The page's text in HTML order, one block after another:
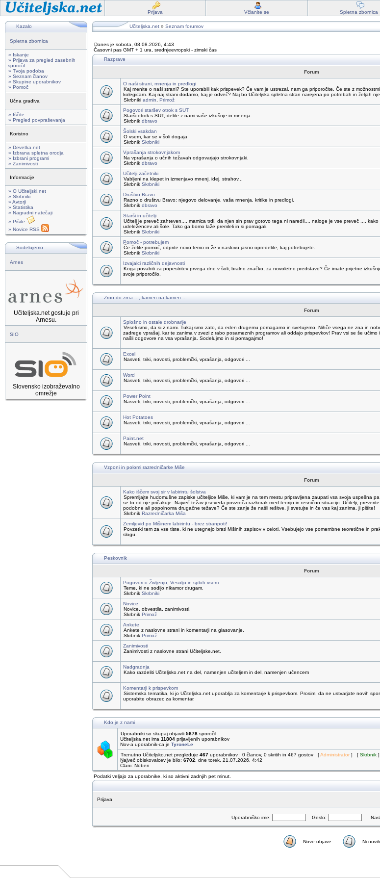
Prijava Včlanite se Spletna zbornica
Kazalo
Spletna zbornica
» Iskanje
» Prijava za pregled zasebnih
sporočil
» Tvoja podoba
» Seznam članov
» Skupine uporabnikov
» Pomoč
Učna gradiva
» Iščite
» Pregled povpraševanja
Koristno
» Devetka.net
» Izbrana spletna orodja
» Izbrani programi
» Zanimivosti
Informacije
» O Učiteljski.net
» Skrbniki
» Avtorji
» Statistika
» Nagradni natečaji
» Pišite
» Novice RSS
Sodelujemo
Arnes
Učiteljska.net gostuje pri
Arnesu.
SIO
Slovensko izobraževalno
omrežje
Učiteljska.net » Seznam forumov
Danes je sobota, 08.08.2026, 4:43
Časovni pas GMT + 1 ura, srednjeevropski - zimski čas
Razprave
Forum
O naši strani, mnenja in predlogi
Kaj menite o naši strani? Ste uporabili kak prispevek? Če vam je ustrezal, nam ga priporočite. Če ste z
kolegicam. Kaj naj strani dodamo, kaj je odveč? Naj bo Učiteljska spletna stran narejena po potrebah in željah
Skrbniki admin Primož
Pogovori staršev otrok s SUT
Starši otrok s SUT, delite z nami vaše izkušnje in mnenja.
Skrbnik dbravo
Šolski vsakdan
O vsem, kar se v šoli dogaja
Skrbnik Skrbniki
Vprašanja strokovnjakom
Na vprašanja o učnih težavah odgovarjajo strokovnjaki.
Skrbnik dbravo
Učitelji začetniki
Vabljeni na klepet in izmenjavo mnenj, idej, strahov...
Skrbnik Skrbniki
Društvo Bravo
Razno o društvu Bravo: njegovo delovanje, vaša mnenja, kritike in predlogi.
Skrbnik dbravo
Starši in učitelji
Učitelj je preveč zahteven..., mamica trdi, da njen sin prav gotovo tega ni naredil..., naloge je vse preveč ...,
udeležencev ali šole. Tako ga bomo laže premleli in si pomagali.
Skrbnik Skrbniki
Pomoč - potrebujem
Če želite pomoč, odprite novo temo in že v naslovu jasno opredelite, kaj potrebujete.
Skrbnik Skrbniki
Izvajalci različnih dejavnosti
Koga povabiti za popestritev prvega dne v šoli, bralno značko, za novoletno predstavo? Če imate prijetne
svoje priporočilo.
Zrno do zrna ..., kamen na kamen ...
Forum
Splošno in ostale drobnarije
Veseli smo, da si z nami. Tukaj smo zato, da eden drugemu pomagamo in svetujemo. Nihče vsega ne zna in
zadrege vprašaj, kar te zanima v zvezi z rabo posameznih programov ali oddajo prispevkov! Prav vsi se še
našli odgovore na vsa vprašanja. Sodelujmo in si pomagajmo!
Excel
Nasveti, triki, novosti, problemčki, vprašanja, odgovori ...
Word
Nasveti, triki, novosti, problemčki, vprašanja, odgovori ...
Power Point
Nasveti, triki, novosti, problemčki, vprašanja, odgovori ...
Hot Potatoes
Nasveti, triki, novosti, problemčki, vprašanja, odgovori ...
Paint.net
Nasveti, triki, novosti, problemčki, vprašanja, odgovori ...
Vzponi in polomi razredničarke Miše
Forum
Kako iščem svoj sir v labirintu šolstva
Spremljajte hudomušne zapiske učiteljice Miše, ki vam je na tem mestu pripravljena zaupati vsa svoja uspešna
se to od nje pričakuje. Največ težav ji seveda povzroča razkorak med teorijo in resnično situacijo. Učitelji,
podobne ali popolnoma drugačne težave? Če ste zanje že našli rešitve, ji svetujte in če vas kaj zanima, ji pišite!
Skrbnik Razredničarka Miša
Zemljevid po Mišinem labirintu - brez stranpoti!
Povzetki tem za vse tiste, ki ne utegnejo brati Mišinih zapisov v celoti. Vsebujejo vse pomembne teoretične in
slogu.
Peskovnik
Forum
Pogovori o Življenju, Vesolju in sploh vsem
Teme, ki ne sodijo nikamor drugam.
Skrbnik Skrbniki
Novice
Novice, obvestila, zanimivosti.
Skrbnik Primož
Ankete
Ankete z naslovne strani in komentarji na glasovanje.
Skrbnik Primož
Zanimivosti
Zanimivosti z naslovne strani Učiteljske.net.
Nadgradnja
Kako razdeliti Učiteljsko.net na del, namenjen učiteljem in del, namenjen učencem
Komentarji k prispevkom
Sistemska tematika, ki jo Učiteljska.net uporablja za komentarje k prispevkom. Prosim, da ne ustvarjate novih
uporabite obrazec za komentar.
Kdo je z nami
Uporabniki so skupaj objavili 5678 sporočil
Učiteljska.net ima 11804 prijavljenih uporabnikov
Nov-a uporabnik-ca je TyroneLe
Trenutno Učiteljsko.net pregleduje 467 uporabnikov : 0 članov, 0 skritih in 467 gostov [Administrator ] [ Skrbnik ]
Največ obiskovalcev je bilo: 6702 , dne torek, 21.07.2026, 4:42
Člani: Noben
Podatki veljajo za uporabnike, ki so aktivni zadnjih pet minut.
Prijava
Uporabniško ime: Geslo:
Nove objave Ni